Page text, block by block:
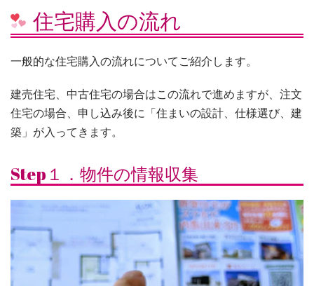
住宅購入の流れ
一般的な住宅購入の流れについてご紹介します。
建売住宅、中古住宅の場合はこの流れで進めますが、注文
住宅の場合、申し込み後に「住まいの設計、仕様選び、建
築」が入ってきます。
Step１．物件の情報収集